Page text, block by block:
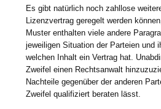
Es gibt natürlich noch zahllose
Lizenzvertrag geregelt werden
Muster enthalten viele andere
jeweiligen Situation der Parteien und
welchen Inhalt ein Vertrag hat.
Zweifel einen Rechtsanwalt
Nachteile gegenüber der anderen
Zweifel qualifiziert beraten lässt.